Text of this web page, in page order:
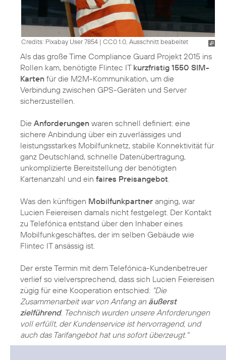
Credits: Pixabay User 7854 | CC0 1.0, Ausschnitt beabeitet
Als das große Time Compliance Guard Projekt 2015 ins
Rollen kam, benötigte Flintec IT kurzfristig 1550 SIM-
Karten für die M2M-Kommunikation, um die
Verbindung zwischen GPS-Geräten und Server
sicherzustellen.
Die Anforderungen waren schnell definiert: eine
sichere Anbindung über ein zuverlässiges und
leistungsstarkes Mobilfunknetz, stabile Konnektivität für
ganz Deutschland, schnelle Datenübertragung,
unkomplizierte Bereitstellung der benötigten
Kartenanzahl und ein faires Preisangebot
Was den künftigen Mobilfunkpartner anging, war
Lucien Feiereisen damals nicht festgelegt. Der Kontakt
zu Telefónica entstand über den Inhaber eines
Mobilfunkgeschäftes, der im selben Gebäude wie
Flintec IT ansässig ist.
Der erste Termin mit dem Telefónica-Kundenbetreuer
verlief so vielversprechend, dass sich Lucien Feiereisen
zügig für eine Kooperation entschied: "Die
Zusammenarbeit war von Anfang an äußerst
zielführend. Technisch wurden unsere Anforderungen
voll erfüllt, der Kundenservice ist hervorragend, und
auch das Tarifangebot hat uns sofort überzeugt."